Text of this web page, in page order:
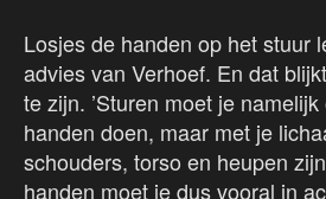
Losjes de handen op het stuur
advies van Verhoef. En dat
te zijn. ’Sturen moet je
handen doen, maar met je
schouders, torso en heupen
handen moet je dus vooral in